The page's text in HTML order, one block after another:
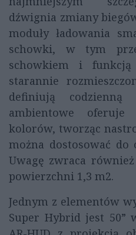
dźwignia zmiany
moduły ładowania
schowki, w tym
schowkiem i funkcją
starannie
definiują codzienną
ambientowe
kolorów, tworząc
można dostosować do
Uwagę zwraca
powierzchni 1,3 m2.
Jednym z elementów
Super Hybrid jest 50”